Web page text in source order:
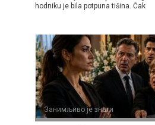
hodniku je bila potpuna tišina. Čak
Занимљиво је знати